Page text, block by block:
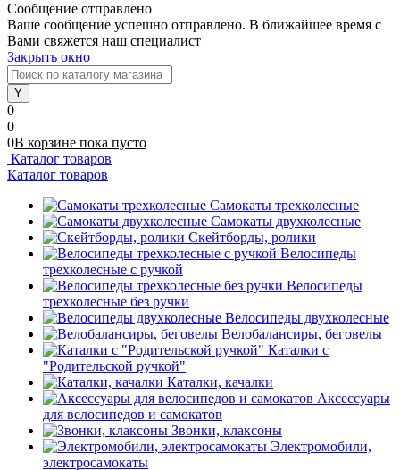
Сообщение отправлено
Ваше сообщение успешно отправлено. В ближайшее время с
Вами свяжется наш специалист
Закрыть окно
0
0
0В корзине пока пусто
Каталог товаров
Каталог товаров
Самокаты трехколесные
Самокаты двухколесные
Скейтборды, ролики
Велосипеды
трехколесные с ручкой
Велосипеды
трехколесные без ручки
Велосипеды двухколесные
Велобалансиры, беговелы
Каталки с
"Родительской ручкой"
Каталки, качалки
Аксессуары
для велосипедов и самокатов
Звонки, клаксоны
Электромобили,
электросамокаты